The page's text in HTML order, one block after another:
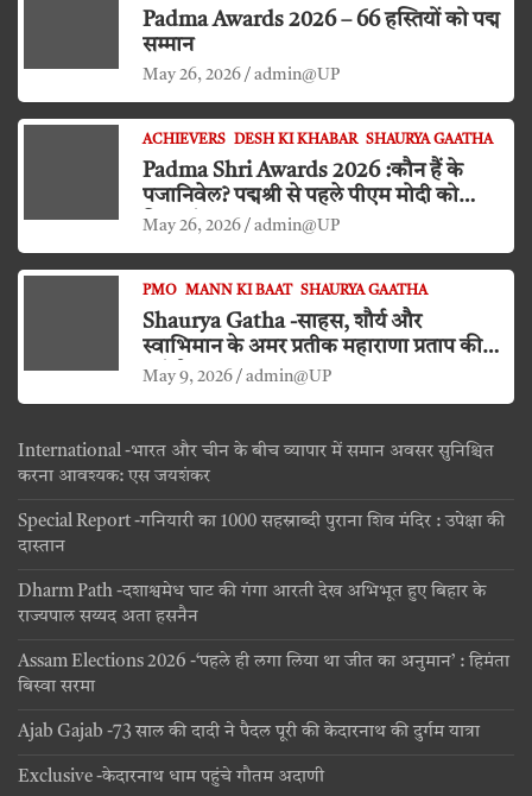
Padma Awards 2026 – 66 हस्तियों को पद्म
सम्मान
May 26, 2026 admin@UP
ACHIEVERS DESH KI KHABAR SHAURYA GAATHA
Padma Shri Awards 2026 :कौन हैं के
पजानिवेल? पद्मश्री से पहले पीएम मोदी को
किया दंडवत प्रणाम
May 26, 2026 admin@UP
PMO MANN KI BAAT SHAURYA GAATHA
Shaurya Gatha -साहस, शौर्य और
स्वाभिमान के अमर प्रतीक महाराणा प्रताप की
जयंती
May 9, 2026 admin@UP
International -भारत और चीन के बीच व्यापार में समान अवसर सुनिश्चित
करना आवश्यक: एस जयशंकर
Special Report -गनियारी का 1000 सहस्राब्दी पुराना शिव मंदिर : उपेक्षा की
दास्तान
Dharm Path -दशाश्वमेध घाट की गंगा आरती देख अभिभूत हुए बिहार के
राज्यपाल सय्यद अता हसनैन
Assam Elections 2026 -‘पहले ही लगा लिया था जीत का अनुमान’ : हिमंता
बिस्वा सरमा
Ajab Gajab -73 साल की दादी ने पैदल पूरी की केदारनाथ की दुर्गम यात्रा
Exclusive -केदारनाथ धाम पहुंचे गौतम अदाणी